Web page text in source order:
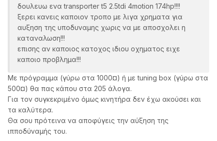
δουλευω ενα transporter t5 2.5tdi 4motion 174hp!!!!
ξερει κανεις καποιον τροπο με λιγα χρηματα για
αυξηση της υποδυναμης χωρις να με αποσχολει η
καταναλωση!!!
επισης αν καποιος κατοχος ιδιου οχηματος ειχε
καποιο προβλημα!!!
Με πρόγραμμα (γύρω στα 1000¤) ή με tuning box (γύρω στα
500¤) θα πας κάπου στα 205 άλογα.
Για τον συγκεκριμένο όμως κινητήρα δεν έχω ακούσει και
τα καλύτερα.
Θα σου πρότεινα να αποφύγεις την αύξηση της
ιπποδύναμής του.